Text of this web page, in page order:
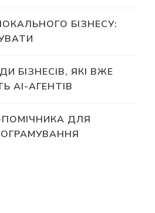
БІЗНЕСУ:
БІЗНЕСІВ, ЯКІ ВЖЕ
AI-АГЕНТІВ
ДЛЯ